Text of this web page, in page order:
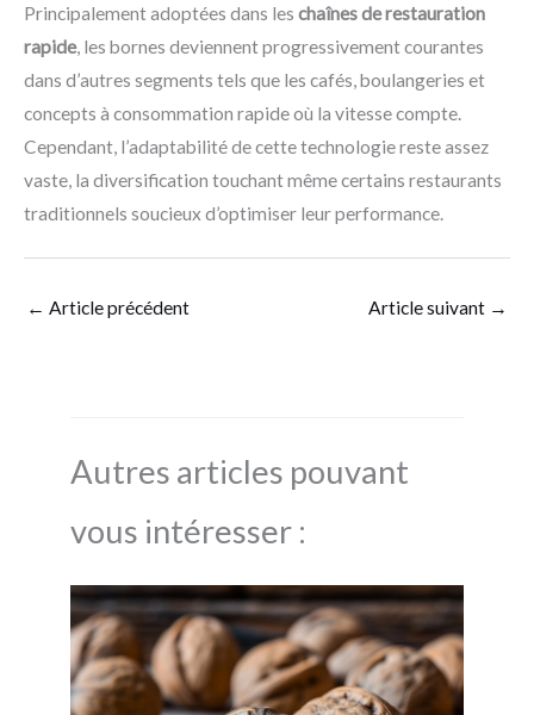
Principalement adoptées dans les chaînes de restauration
rapide, les bornes deviennent progressivement courantes
dans d’autres segments tels que les cafés, boulangeries et
concepts à consommation rapide où la vitesse compte.
Cependant, l’adaptabilité de cette technologie reste assez
vaste, la diversification touchant même certains restaurants
traditionnels soucieux d’optimiser leur performance.
← Article précédent Article suivant →
Autres articles pouvant
vous intéresser :